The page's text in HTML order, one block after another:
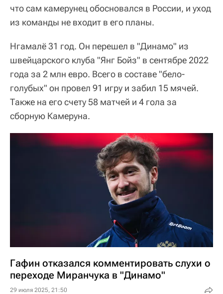
что сам камерунец обосновался в России, и уход
из команды не входит в его планы.
Нгамалё 31 год. Он перешел в "Динамо" из
швейцарского клуба "Янг Бойз" в сентябре 2022
года за 2 млн евро. Всего в составе "бело-
голубых" он провел 91 игру и забил 15 мячей.
Также на его счету 58 матчей и 4 гола за
сборную Камеруна.
Гафин отказался комментировать слухи о
переходе Миранчука в "Динамо"
29 июля 2025, 21:50